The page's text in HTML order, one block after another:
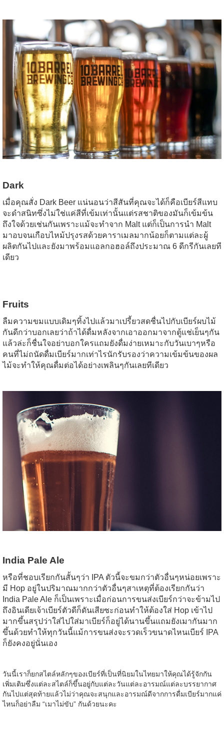
Dark
เมื่อคุณสั่ง Dark Beer แน่นอนว่าสีสันที่คุณจะได้ก็คือเบียร์สีแทบ
จะดำสนิทซึ่งไม่ใช่แค่สีที่เข้มเท่านั้นแต่รสชาติของมันก็เข้มข้น
ถึงใจด้วยเช่นกันเพราะแม้จะทำจาก Malt แต่ก็เป็นการนำ Malt
มาอบจนเกือบไหม้ปรุงรสด้วยคาราเมลมากน้อยก็ตามแต่ละผู้
ผลิตกันไปและยังมาพร้อมแอลกอฮอล์ถึงประมาณ 6 ดีกรีกันเลยที
เดียว
Fruits
ลืมความขมแบบเดิมๆทิ้งไปแล้วมาเปรี้ยวสดชื่นไปกับเบียร์ผบไม้
กันดีกว่าบอกเลยว่าถ้าได้ดื่มหลังจากเอาออกมาจากตู้แช่เย็นๆกัน
แล้วล่ะก็ชื่นใจอย่าบอกใครแถมยังดื่มง่ายเหมาะกับวันเบาๆหรือ
คนที่ไม่ถนัดดื่มเบียร์มากเท่าไรนักรับรองว่าความเข้มข้นของผล
ไม้จะทำให้คุณดื่มต่อได้อย่างเพลินๆกันเลยทีเดียว
India Pale Ale
หรือที่ชอบเรียกกันสั้นๆว่า IPA ตัวนี้จะขมกว่าตัวอื่นๆหน่อยเพราะ
มี Hop อยู่ในปริมาณมากกว่าตัวอื่นๆสาเหตุที่ต้องเรียกกันว่า
India Pale Ale ก็เป็นเพราะเมื่อก่อนการขนส่งเบียร์กว่าจะข้ามไป
ถึงอินเดียเจ้าเบียร์ตัวดีก็ดันเสียซะก่อนทำให้ต้องใส่ Hop เข้าไป
มากขึ้นสรุปว่าใส่ไปใส่มาเบียร์ก็อยู่ได้นานขึ้นแถมยังเมากันมาก
ขึ้นด้วยทำให้ทุกวันนี้แม้การขนส่งจะรวดเร็วขนาดไหนเบียร์ IPA
ก็ยังคงอยู่นั่นเอง
วันนี้เราก็ยกสไตล์หลักๆของเบียร์ที่เป็นที่นิยมในไทยมาให้คุณได้รู้จักกัน
เพิ่มเติมซึ่งแต่ละสไตล์ก็ขึ้นอยู่กับแต่ละวันแต่ละอารมณ์แต่ละบรรยากาศ
กันไปแต่สุดท้ายแล้วไม่ว่าคุณจะสนุกและอารมณ์ดีจากการดื่มเบียร์มากแค่
ไหนก็อย่าลืม “เมาไม่ขับ” กันด้วยนะคะ